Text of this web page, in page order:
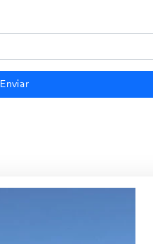
Enviar